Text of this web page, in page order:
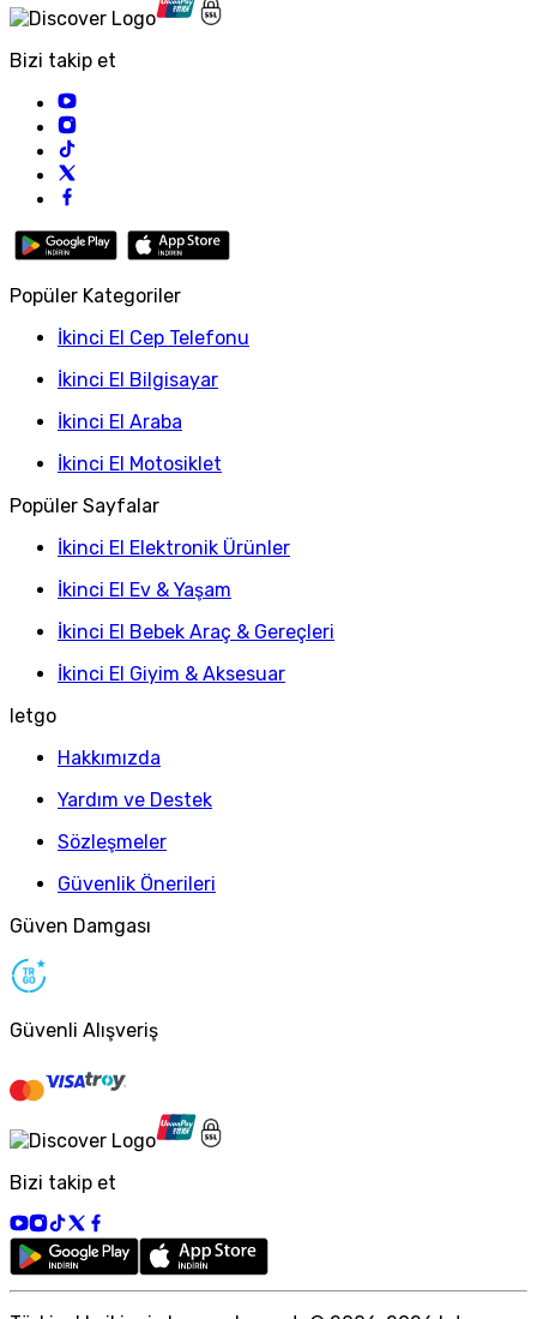
Bizi takip et
Popüler Kategoriler
İkinci El Cep Telefonu
İkinci El Bilgisayar
İkinci El Araba
İkinci El Motosiklet
Popüler Sayfalar
İkinci El Elektronik Ürünler
İkinci El Ev & Yaşam
İkinci El Bebek Araç & Gereçleri
İkinci El Giyim & Aksesuar
letgo
Hakkımızda
Yardım ve Destek
Sözleşmeler
Güvenlik Önerileri
Güven Damgası
Güvenli Alışveriş
Bizi takip et